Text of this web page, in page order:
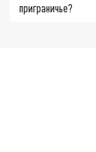
приграничье?